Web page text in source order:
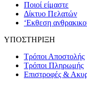
Ποιοί είμαστε
Δίκτυο Πελατών
‘Εκθεση
ΥΠΟΣΤΗΡΙΞΗ
Τρόποι Αποστολής
Τρόποι Πληρωμής
Επιστροφές &